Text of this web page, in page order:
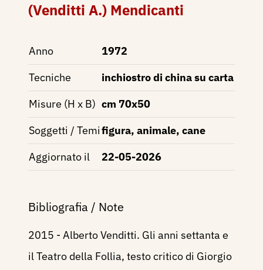
(Venditti A.) Mendicanti
Anno
1972
Tecniche
inchiostro di china su carta
Misure (H x B) cm 70x50
Soggetti / Temifigura, animale, cane
Aggiornato il
22-05-2026
Bibliografia / Note
2015 - Alberto Venditti. Gli anni settanta e
il Teatro della Follia, testo critico di Giorgio